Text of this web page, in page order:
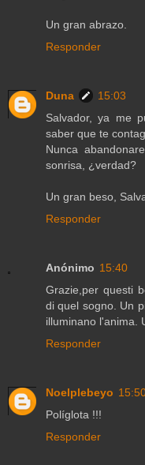
Un gran abrazo.
Responder
Duna
15:03
Salvador, ya me
saber que te
Nunca
sonrisa, ¿verdad?
Un gran beso,
Responder
Anónimo 15:40
Grazie,per questi
di quel sogno. Un
illuminano l'anima.
Responder
Noelplebeyo
Políglota !!!
Responder